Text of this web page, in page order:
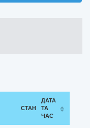
СТАН
ДАТА
ТА
ЧАС